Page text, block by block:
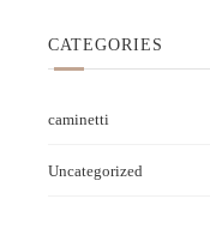
CATEGORIES
caminetti
Uncategorized